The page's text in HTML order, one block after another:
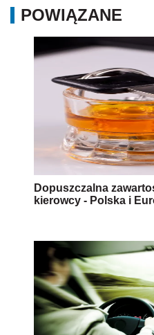
POWIĄZANE
Dopuszczalna
kierowcy - Polska i